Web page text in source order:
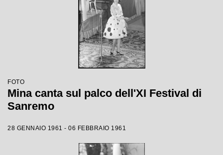
FOTO
Mina canta sul palco dell'XI Festival di
Sanremo
28 GENNAIO 1961 - 06 FEBBRAIO 1961